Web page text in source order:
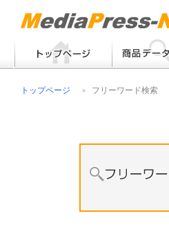
メーカー別検索
トップページ フリーワード検索